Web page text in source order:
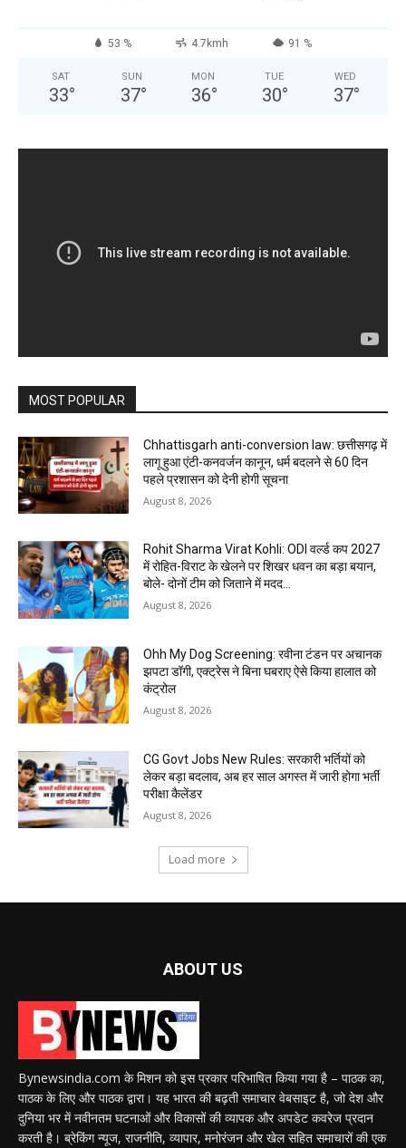
53 % 4.7kmh 91 %
SAT
33°
SUN
37°
MON
36°
TUE
30°
WED
37°
MOST POPULAR
Chhattisgarh anti-conversion law: छत्तीसगढ़ में
लागू हुआ एंटी-कनवर्जन कानून, धर्म बदलने से 60 दिन
पहले प्रशासन को देनी होगी सूचना
August 8, 2026
Rohit Sharma Virat Kohli: ODI वर्ल्ड कप 2027
में रोहित-विराट के खेलने पर शिखर धवन का बड़ा बयान,
बोले- दोनों टीम को जिताने में मदद...
August 8, 2026
Ohh My Dog Screening: रवीना टंडन पर अचानक
झपटा डॉगी, एक्ट्रेस ने बिना घबराए ऐसे किया हालात को
कंट्रोल
August 8, 2026
CG Govt Jobs New Rules: सरकारी भर्तियों को
लेकर बड़ा बदलाव, अब हर साल अगस्त में जारी होगा भर्ती
परीक्षा कैलेंडर
August 8, 2026
Load more
ABOUT US
Bynewsindia.com के मिशन को इस प्रकार परिभाषित किया गया है – पाठक का,
पाठक के लिए और पाठक द्वारा। यह भारत की बढ़ती समाचार वेबसाइट है, जो देश और
दुनिया भर में नवीनतम घटनाओं और विकासों की व्यापक और अपडेट कवरेज प्रदान
करती है। ब्रेकिंग न्यूज, राजनीति, व्यापार, मनोरंजन और खेल सहित समाचारों की एक